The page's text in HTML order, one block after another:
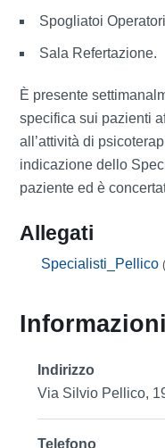
Spogliatoi
Sala Refertazione.
È presente
specifica sui pazienti
all’attività di
indicazione dello
paziente ed è
Allegati
Specialisti_Pellico
Indirizzo
Via Silvio Pellico,
Telefono